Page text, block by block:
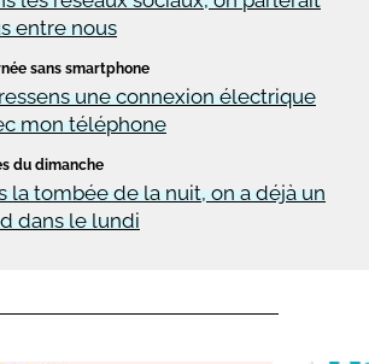
entre nous
sans smartphone
une connexion électrique
mon téléphone
du dimanche
la tombée de la nuit, on a déjà un
dans le lundi